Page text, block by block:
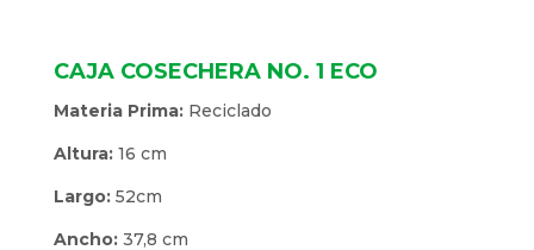
CAJA COSECHERA NO. 1 ECO
Materia Prima:Reciclado
Altura: 16 cm
Largo:52cm
Ancho:37,8 cm